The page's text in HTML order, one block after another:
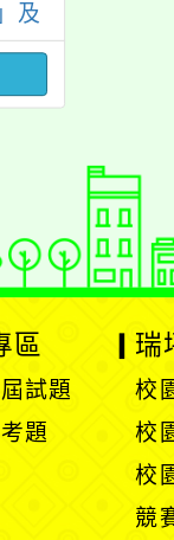
及
區
試題
題
瑞
校
校
校
競